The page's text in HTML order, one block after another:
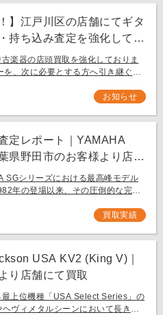
】江戸川区の店舗にてギタ
持ち込み査定を強化してお
楽器の店頭買取を強化しておりま
、次に必要とする方へ引き継ぐお
お知らせ
定レポート｜YAMAHA
県野田市のお客様より店舗
SGシリーズにおける最高峰モデル
年の登場以来、その圧倒的な完成
買取実績
USA KV2 (King V)｜
り店舗にて買取
上位機種「USA Select Series」の
ヴィメタルシーンにおいて長きに